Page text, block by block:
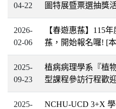
04-22
圖特展暨票選抽獎
2026-
02-06
【春遊惠蓀】115
蓀，開始報名囉! [
2025-
09-23
植病病理學系『植
型課程參訪行程歡
2025-
NCHU-UCD 3+X